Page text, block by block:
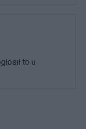
to u